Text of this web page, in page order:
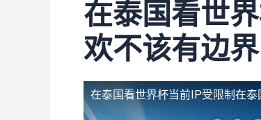
在泰国看世
欢不该有边界
在泰国看世界杯当前IP受限制 在泰